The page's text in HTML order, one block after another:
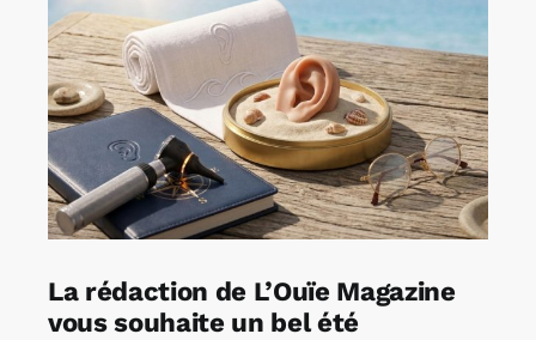
La rédaction de L’Ouïe Magazine
vous souhaite un bel été